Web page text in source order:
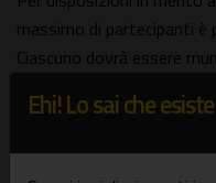
massimo di partecipanti è
Ciascuno dovrà essere
partecipanti.
Ehi! Lo sai che